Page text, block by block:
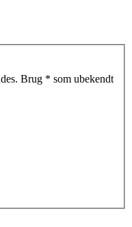
Brug * som ubekendt